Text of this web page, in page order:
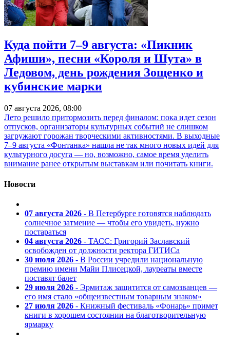
Куда пойти 7–9 августа: «Пикник
Афиши», песни «Короля и Шута» в
Ледовом, день рождения Зощенко и
кубинские марки
07 августа 2026, 08:00
Лето решило притормозить перед финалом: пока идет сезон
отпусков, организаторы культурных событий не слишком
загружают горожан творческими активностями. В выходные
7–9 августа «Фонтанка» нашла не так много новых идей для
культурного досуга — но, возможно, самое время уделить
внимание ранее открытым выставкам или почитать книги.
Новости
07 августа 2026 - В Петербурге готовятся наблюдать
солнечное затмение — чтобы его увидеть, нужно
постараться
04 августа 2026 - ТАСС: Григорий Заславский
освобожден от должности ректора ГИТИСа
30 июля 2026 - В России учредили национальную
премию имени Майи Плисецкой, лауреаты вместе
поставят балет
29 июля 2026 - Эрмитаж защитится от самозванцев —
его имя стало «общеизвестным товарным знаком»
27 июля 2026 - Книжный фестиваль «Фонарь» примет
книги в хорошем состоянии на благотворительную
ярмарку